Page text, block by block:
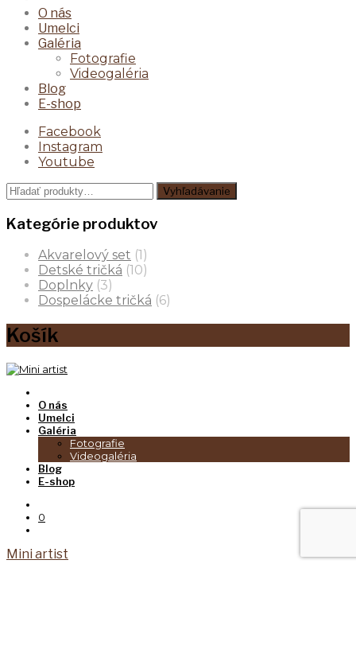
O nás
Umelci
Galéria
Fotografie
Videogaléria
Blog
E-shop
Facebook
Instagram
Youtube
Hľadať:
Vyhľadávanie
Kategórie produktov
Akvarelový set (1)
Detské tričká (10)
Doplnky (3)
Dospelácke tričká (6)
Košík
O nás
Umelci
Galéria
Fotografie
Videogaléria
Blog
E-shop
0
Mini artist